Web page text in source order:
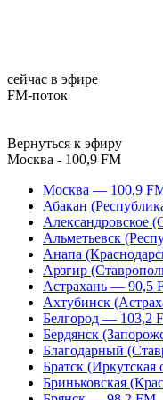
сейчас в эфире
FM-поток
Вернуться к эфиру
Москва - 100,9 FM
Москва — 100,9
Абакан
Александровское
Альметьевск
Анапа
Арзгир
Астрахань — 90,5
Ахтубинск
Белгород — 103,2
Бердянск
Благодарный
Братск
Бриньковская